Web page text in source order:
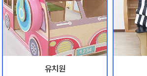
유치원